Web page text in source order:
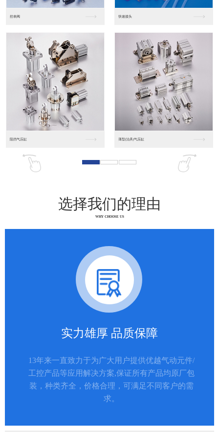
东莞松下PLC 松下人机界面GT07
松下人机界面DP10... 数字光钎传感器FX-...
选择我们的理由
WHY CHOOSE US
实力雄厚 品质保障
13年来一直致力于为广大用户提供优越气动元件/
工控产品等应用解决方案,保证所有产品均原厂包
装，种类齐全，价格合理，可满足不同客户的需
求。